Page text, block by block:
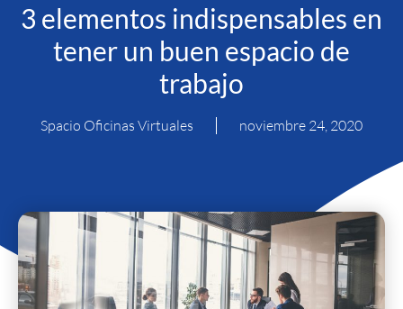
3 elementos indispensables en
tener un buen espacio de
trabajo
Spacio Oficinas Virtuales noviembre 24, 2020